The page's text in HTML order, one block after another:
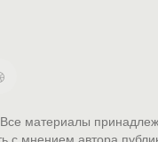
материалы
с мнением автора